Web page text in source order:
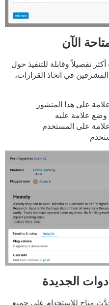
الآن
أكثر تفصيلاً وقابلة للتنفيذ حول
في اتخاذ القرارات،
على هذا المنشور
علامة عليه
على المستخدم
الجديدة
متاح للاستخدام على جميع